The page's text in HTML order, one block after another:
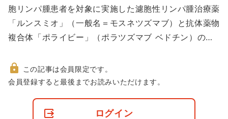
胞リンパ腫患者を対象に実施した濾胞性リンパ腫治療薬
「ルンスミオ」（一般名＝モスネツズマブ）と抗体薬物
複合体「ポライビー」（ポラツズマブ ベドチン）の…
非
この記事は会員限定です。
会員登録すると最後までお読みいただけます。
ログイン